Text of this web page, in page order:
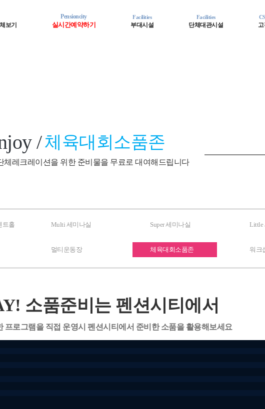
보기
Pensioncity
실시간예약하기
Facilities
부대시설
Facilities
단체대관시설
체육대회소품존
체레크레이션을 위한 준비물을 무료로 대여해드립니다
트홀 Multi 세미나실 Super 세미나실 Little
멀티운동장 체육대회소품존 워크
소품준비는 펜션시티에서
프로그램을 직접 운영시 펜션시티에서 준비한 소품을 활용해보세요